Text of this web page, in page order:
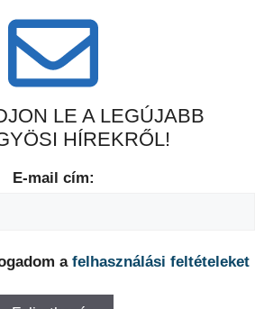
LE A LEGÚJABB
HÍREKRŐL!
E-mail cím:
a felhasználási feltételeket